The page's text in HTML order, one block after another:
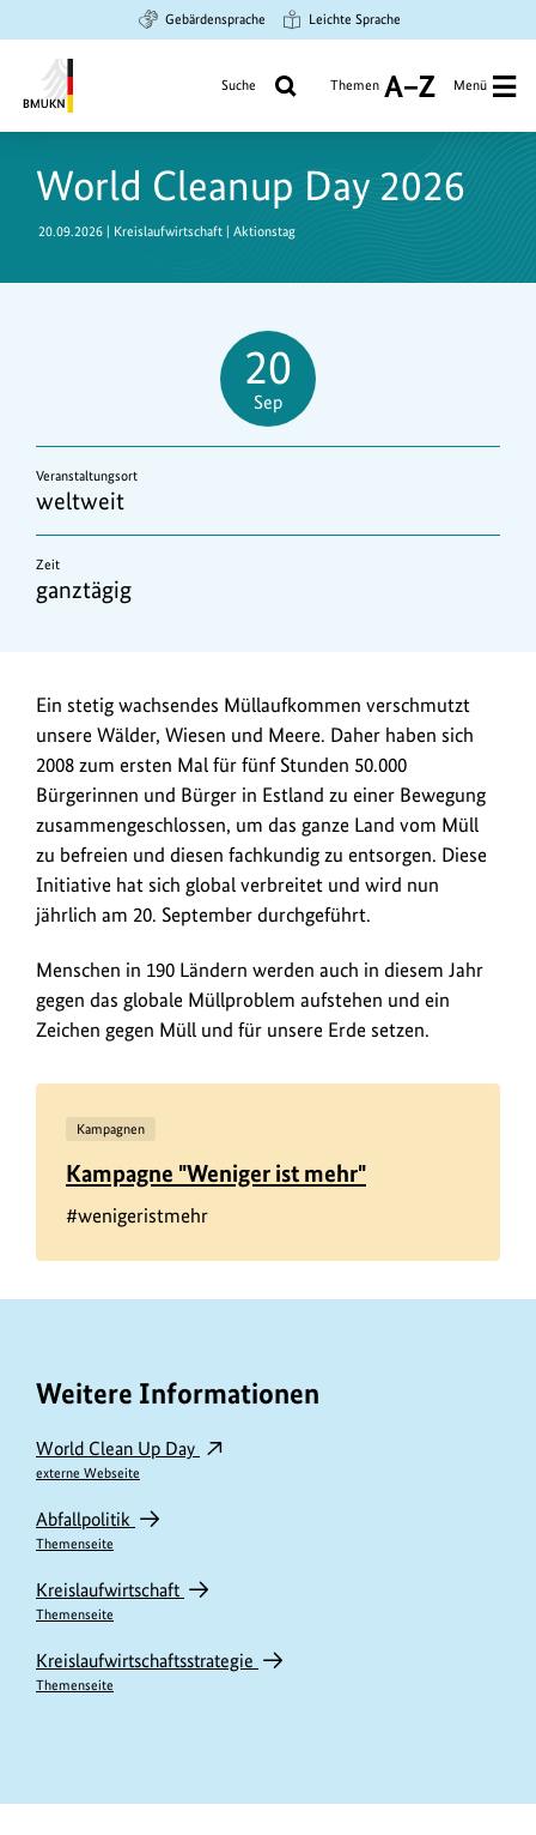
Hauptinhalt
springen
Suche
springen
Hauptnavigation
springen
Gebärdensprache Leichte Sprache
Umwelt,
Naturschutz
Suche Themen
A
Z
Menü
World Cleanup Day 2026
20.09.2026 | Kreislaufwirtschaft | Aktionstag
20
Sep
Veranstaltungsort
weltweit
Zeit
ganztägig
Ein stetig wachsendes Müllaufkommen verschmutzt
unsere Wälder, Wiesen und Meere. Daher haben sich
2008 zum ersten Mal für fünf Stunden 50.000
Bürgerinnen und Bürger in Estland zu einer Bewegung
zusammengeschlossen, um das ganze Land vom Müll
zu befreien und diesen fachkundig zu entsorgen. Diese
Initiative hat sich global verbreitet und wird nun
jährlich am 20. September durchgeführt.
Menschen in 190 Ländern werden auch in diesem Jahr
gegen das globale Müllproblem aufstehen und ein
Zeichen gegen Müll und für unsere Erde setzen.
Kampagnen
Kampagne "Weniger ist mehr"
#wenigeristmehr
Weitere Informationen
World Clean Up Day
externe Webseite
Abfallpolitik
Themenseite
Kreislaufwirtschaft
Themenseite
Kreislaufwirtschaftsstrategie
Themenseite